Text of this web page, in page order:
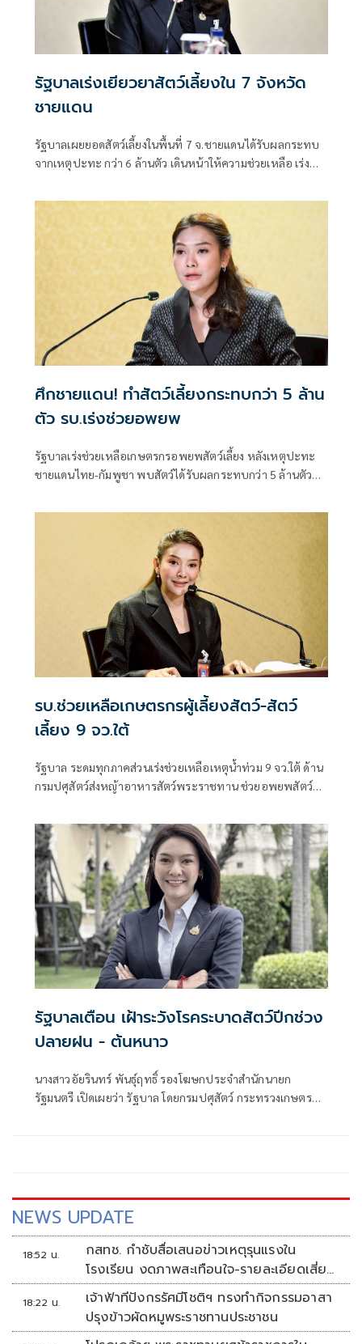
รัฐบาลเร่งเยียวยาสัตว์เลี้ยงใน 7 จังหวัด
ชายแดน
รัฐบาลเผยยอดสัตว์เลี้ยงในพื้นที่ 7 จ.ชายแดนได้รับผลกระทบ
จากเหตุปะทะ กว่า 6 ล้านตัว เดินหน้าให้ความช่วยเหลือ เร่ง
ศึกชายแดน! ทำสัตว์เลี้ยงกระทบกว่า 5 ล้าน
ตัว รบ.เร่งช่วยอพยพ
รัฐบาลเร่งช่วยเหลือเกษตรกรอพยพสัตว์เลี้ยง หลังเหตุปะทะ
ชายแดนไทย-กัมพูชา พบสัตว์ได้รับผลกระทบกว่า 5 ล้านตัว
ตลอด 24 ชั่วโมง
รบ.ช่วยเหลือเกษตรกรผู้เลี้ยงสัตว์-สัตว์
เลี้ยง 9 จว.ใต้
รัฐบาล ระดมทุกภาคส่วนเร่งช่วยเหลือเหตุน้ำท่วม 9 จว.ใต้ ด้าน
กรมปศุสัตว์ส่งหญ้าอาหารสัตว์พระราชทาน ช่วยอพยพสัตว์
รัฐบาลเตือน เฝ้าระวังโรคระบาดสัตว์ปีกช่วง
ปลายฝน - ต้นหนาว
นางสาวอัยรินทร์ พันธุ์ฤทธิ์ รองโฆษกประจำสำนักนายก
รัฐมนตรี เปิดเผยว่า รัฐบาล โดยกรมปศุสัตว์ กระทรวงเกษตร
NEWS UPDATE
18:52 น.
กสทช. กำชับสื่อเสนอข่าวเหตุรุนแรงใน
โรงเรียน งดภาพสะเทือนใจ-รายละเอียดเสี่ยง
เลียนแบบ
18:22 น.
เจ้าฟ้าทีปังกรรัศมีโชติฯ ทรงทำกิจกรรมอาสา
ปรุงข้าวผัดหมูพระราชทานประชาชน